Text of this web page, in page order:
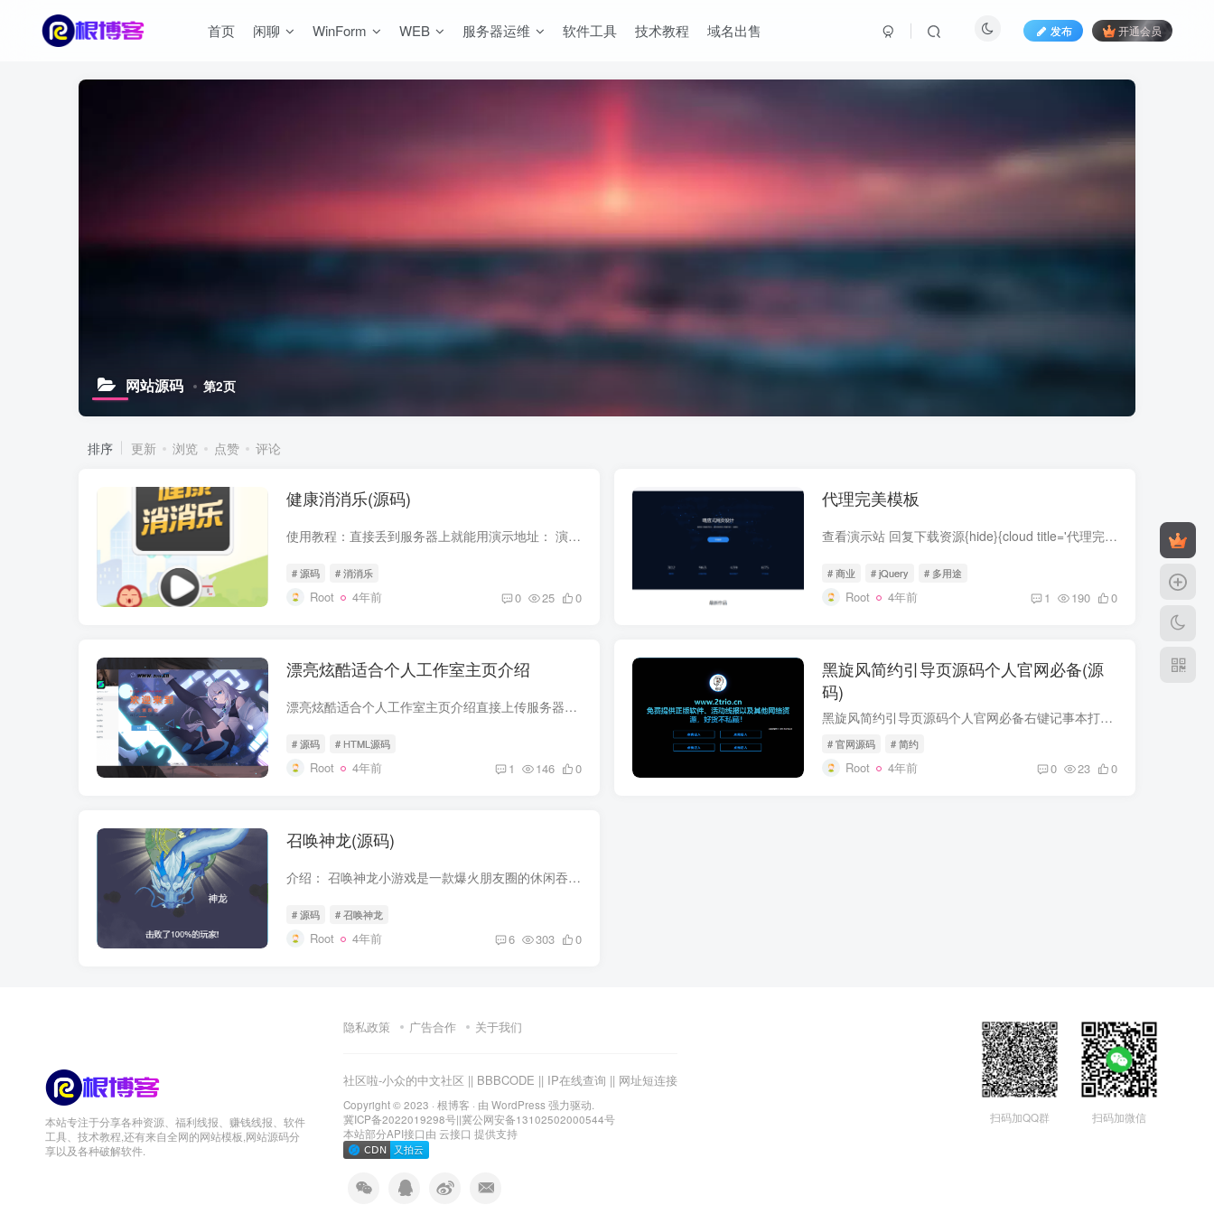
首页 闲聊 WinForm WEB 服务器运维 软件工具 技术教程 域名出售 发布 开通会员
网站源码 第2页
排序 更新 浏览 点赞 评论
健康消消乐(源码)
使用教程：直接丢到服务器上就能用演示地址： 演示站 源码下载(回复后可见)：{hide}{cloud title='健康消消乐(源码)' type='lz' url='https://lanzouo.com/in79Byie1wj' password='50v4'/}{/hid...
# 源码 # 消消乐
Root 4年前 0 25 0
代理完美模板
查看演示站 回复下载资源{hide}{cloud title='代理完美模板' type='lz' url='https://lanzouo.com/idmWfyesdyd' password='51bo'/}{/hide}
# 商业 # jQuery # 多用途
Root 4年前 1 190 0
漂亮炫酷适合个人工作室主页介绍
漂亮炫酷适合个人工作室主页介绍直接上传服务器压缩包解压就完事了，修改index.html内代码即可，注释写的很全，替换图片在文件夹img，只有前端，没有后台，大佬如果需要，可以自行添加后台。本...
# 源码 # HTML源码
Root 4年前 1 146 0
黑旋风简约引导页源码个人官网必备(源
码)
黑旋风简约引导页源码个人官网必备右键记事本打开文件即可修改，图片在文件里替换即可，做辅助导航页 卖东西都可以{hide} https://www.pv3.top/26/ {cloud title='黑旋风简约引导页源码个人官网...
# 官网源码 # 简约
Root 4年前 0 23 0
召唤神龙(源码)
介绍： 召唤神龙小游戏是一款爆火朋友圈的休闲吞噬成长类手机游戏，召唤神龙提供了最轻松的吞噬玩法以及多种不同形态的转换机制，玩家需要从一只小蝌蚪开始游戏，一点点吃东西成长为一条庞大的...
# 源码 # 召唤神龙
Root 4年前 6 303 0
本站专注于分享各种资源、福利线报、赚钱线报、软件
工具、技术教程,还有来自全网的网站模板,网站源码分
享以及各种破解软件.
隐私政策 广告合作 关于我们
社区啦-小众的中文社区 || BBBCODE || IP在线查询 || 网址短连接
Copyright © 2023 · 根博客 · 由 WordPress 强力驱动.
冀ICP备2022019298号||冀公网安备13102502000544号
本站部分API接口由 云接口 提供支持
扫码加QQ群 扫码加微信